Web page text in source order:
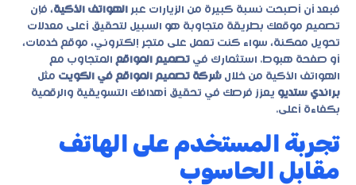
فبعد أن أصبحت نسبة كبيرة من الزيارات عبر الهواتف الذكية، فإن
تصميم موقعك بطريقة متجاوبة هو السبيل لتحقيق أعلى معدلات
تحويل ممكنة، سواء كنت تعمل على متجر إلكتروني، موقع خدمات،
أو صفحة هبوط. استثمارك في تصميم المواقع المتجاوب مع
الهواتف الذكية من خلال شركة تصميم المواقع في الكويت مثل
براندي ستديو يعزز فرصك في تحقيق أهدافك التسويقية والرقمية
بكفاءة أعلى.
تجربة المستخدم على الهاتف
مقابل الحاسوب